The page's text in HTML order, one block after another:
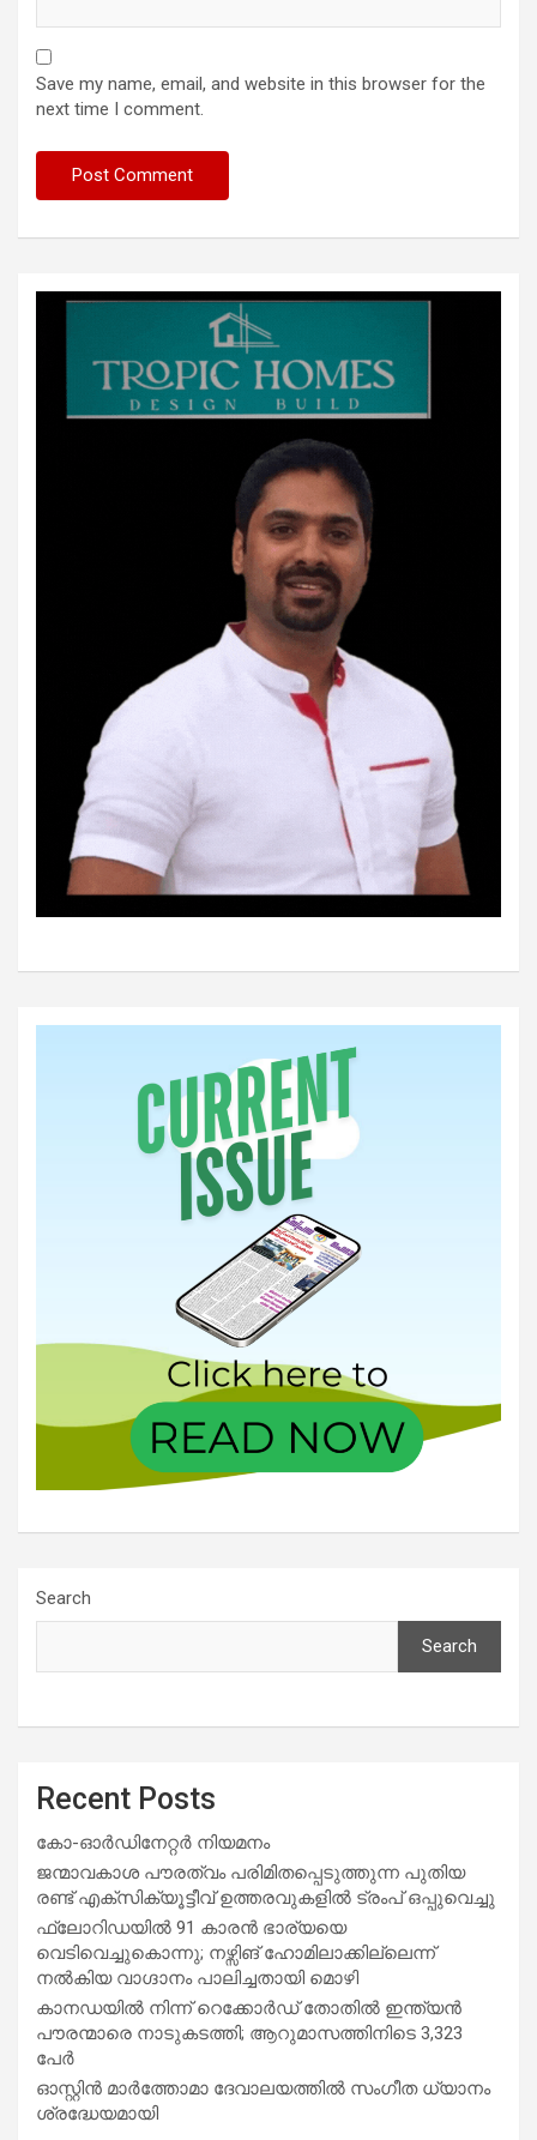
Save my name, email, and website in this browser for the
next time I comment.
Search
Search
Recent Posts
കോ-ഓർഡിനേറ്റർ നിയമനം
ജന്മാവകാശ പൗരത്വം പരിമിതപ്പെടുത്തുന്ന പുതിയ
രണ്ട് എക്സിക്യൂട്ടീവ് ഉത്തരവുകളിൽ ട്രംപ് ഒപ്പുവെച്ചു
ഫ്ലോറിഡയിൽ 91 കാരൻ ഭാര്യയെ
വെടിവെച്ചുകൊന്നു; നഴ്സിങ് ഹോമിലാക്കില്ലെന്ന്
നൽകിയ വാഗ്ദാനം പാലിച്ചതായി മൊഴി
കാനഡയിൽ നിന്ന് റെക്കോർഡ് തോതിൽ ഇന്ത്യൻ
പൗരന്മാരെ നാടുകടത്തി; ആറുമാസത്തിനിടെ 3,323
പേർ
ഓസ്റ്റിൻ മാർത്തോമാ ദേവാലയത്തിൽ സംഗീത ധ്യാനം
ശ്രദ്ധേയമായി